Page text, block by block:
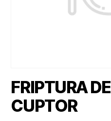
FRIPTURA
CUPTOR